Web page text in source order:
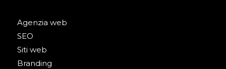
Agenzia web
SEO
Siti web
Branding